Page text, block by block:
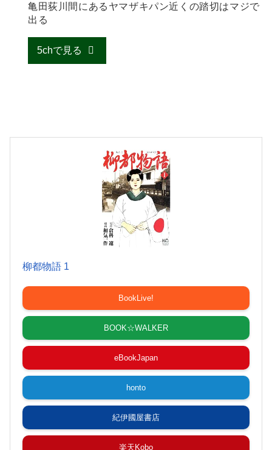
亀田荻川間にあるヤマザキパン近くの踏切はマジで
出る
5chで見る
柳都物語 1
BookLive!
BOOK☆WALKER
eBookJapan
honto
紀伊國屋書店
楽天Kobo